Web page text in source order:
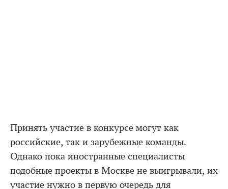
Принять участие в конкурсе могут как
российские, так и зарубежные команды.
Однако пока иностранные специалисты
подобные проекты в Москве не выигрывали, их
участие нужно в первую очередь для